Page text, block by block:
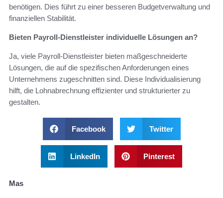
benötigen. Dies führt zu einer besseren Budgetverwaltung und
finanziellen Stabilität.
Bieten Payroll-Dienstleister individuelle Lösungen an?
Ja, viele Payroll-Dienstleister bieten maßgeschneiderte
Lösungen, die auf die spezifischen Anforderungen eines
Unternehmens zugeschnitten sind. Diese Individualisierung
hilft, die Lohnabrechnung effizienter und strukturierter zu
gestalten.
Facebook Twitter
LinkedIn Pinterest
Mas